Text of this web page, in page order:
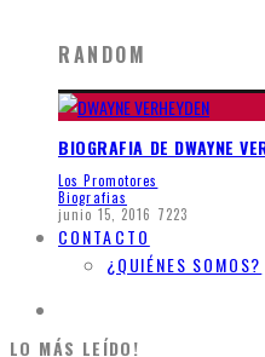
RANDOM
BIOGRAFIA DE DWAYNE
Los Promotores
Biografias
junio 15, 2016 7223
CONTACTO
¿QUIÉNES SOMOS?
LO MÁS LEÍDO!